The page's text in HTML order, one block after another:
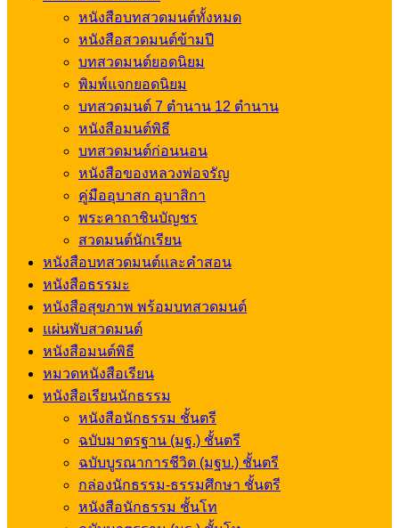
หนังสือบทสวดมนต์ทั้งหมด
หนังสือสวดมนต์ข้ามปี
บทสวดมนต์ยอดนิยม
พิมพ์แจกยอดนิยม
บทสวดมนต์ 7 ตำนาน 12 ตำนาน
หนังสือมนต์พิธี
บทสวดมนต์ก่อนนอน
หนังสือของหลวงพ่อจรัญ
คู่มืออุบาสก อุบาสิกา
พระคาถาชินบัญชร
สวดมนต์นักเรียน
หนังสือบทสวดมนต์และคำสอน
หนังสือธรรมะ
หนังสือสุขภาพ พร้อมบทสวดมนต์
แผ่นพับสวดมนต์
หนังสือมนต์พิธี
หมวดหนังสือเรียน
หนังสือเรียนนักธรรม
หนังสือนักธรรม ชั้นตรี
ฉบับมาตรฐาน (มฐ.) ชั้นตรี
ฉบับบูรณาการชีวิต (มฐบ.) ชั้นตรี
กล่องนักธรรม-ธรรมศึกษา ชั้นตรี
หนังสือนักธรรม ชั้นโท